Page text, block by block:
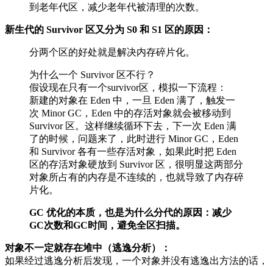
到老年代区，减少老年代被清理的次数。
新生代的 Survivor 区又分为 S0 和 S1 区的原因：
分两个区的好处就是解决内存碎片化。
为什么一个 Survivor 区不行？
假设现在只有一个survivor区，模拟一下流程：
新建的对象在 Eden 中，一旦 Eden 满了，触发一
次 Minor GC，Eden 中的存活对象就会被移动到
Survivor 区。这样继续循环下去，下一次 Eden 满
了的时候，问题来了，此时进行 Minor GC，Eden
和 Survivor 各有一些存活对象，如果此时把 Eden
区的存活对象硬放到 Survivor 区，很明显这两部分
对象所占有的内存是不连续的，也就导致了内存碎
片化。
GC 优化的本质，也是为什么分代的原因：减少
GC次数和GC时间，避免全区扫描。
对象不一定就存在堆中（逃逸分析）：
如果经过逃逸分析后发现，一个对象并没有逃逸出方法的话，